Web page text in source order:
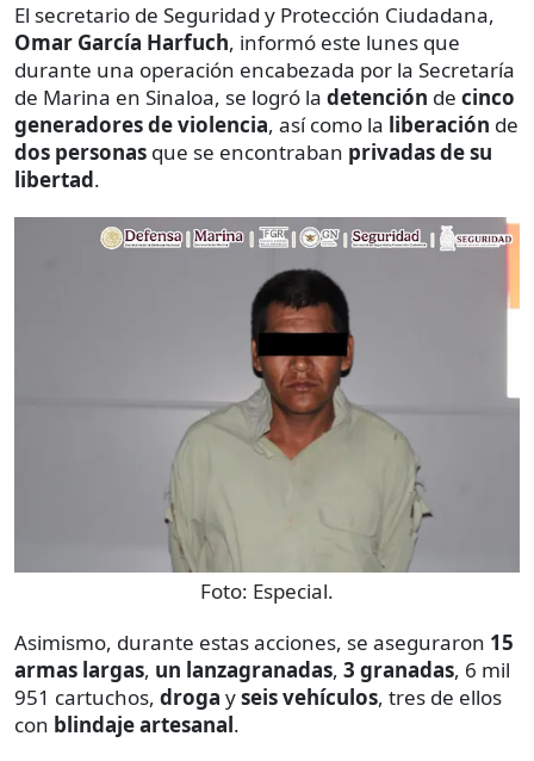
El secretario de Seguridad y Protección Ciudadana,
Omar García Harfuch, informó este lunes que
durante una operación encabezada por la Secretaría
de Marina en Sinaloa, se logró la detención de cinco
generadores de violencia, así como la liberación de
dos personas que se encontraban privadas de su
libertad.
Foto: Especial.
Asimismo, durante estas acciones, se aseguraron 15
armas largas, un lanzagranadas, 3 granadas, 6 mil
951 cartuchos, droga yseis vehículos, tres de ellos
con blindaje artesanal.